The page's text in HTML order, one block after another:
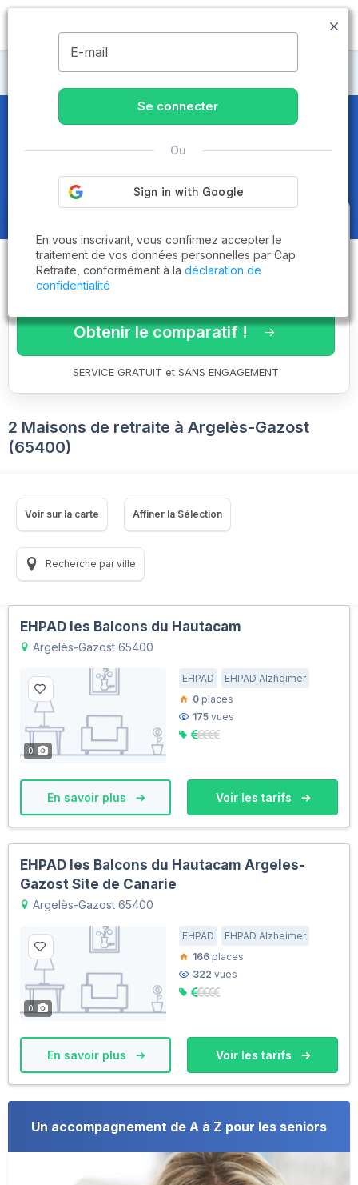
MENU
Maisons de retraite Hautes-Pyrénées
Maisons de retraite et EHPAD
Argelès-Gazost (65400)
Obtenez le
comparatif des
établissementsadaptés à vos
critères en 3 minutes !
Obtenir le comparatif !
SERVICE GRATUIT et SANS ENGAGEMENT
2 Maisons de retraite à Argelès-Gazost
(65400)
Voir sur la carte Affiner la Sélection
Recherche par ville
EHPAD les Balcons du Hautacam
Argelès-Gazost 65400
0
EHPAD
EHPAD Alzheimer
0 places
175 vues
En savoir plus Voir les tarifs
EHPAD les Balcons du Hautacam Argeles-
Gazost Site de Canarie
Argelès-Gazost 65400
0
EHPAD
EHPAD Alzheimer
166 places
322 vues
En savoir plus Voir les tarifs
Un accompagnement de A à Z pour les seniors
E-mail
Se connecter
Ou
En vous inscrivant, vous confirmez accepter le
traitement de vos données personnelles par Cap
Retraite, conformément à la déclaration de
confidentialité